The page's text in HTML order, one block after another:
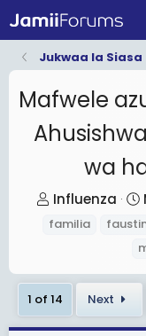
Jukwaa la Siasa
Mafwele
wa
T
h
a
d
s
Influenza
t
familia
1 of 14 Next